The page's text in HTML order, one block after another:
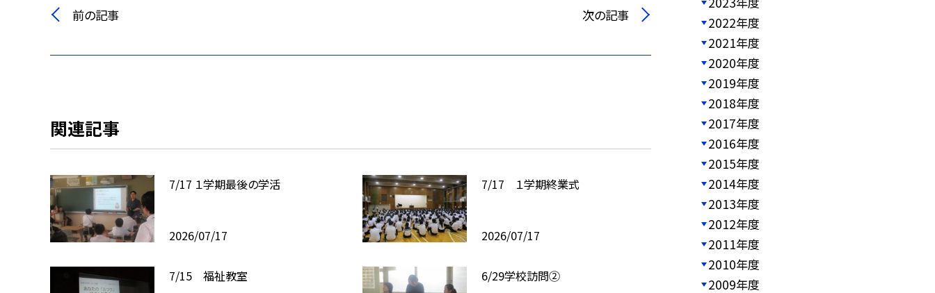
前の記事 次の記事
関連記事
7/17 １学期最後の学活
2026/07/17
7/17 １学期終業式
2026/07/17
7/15 福祉教室 6/29学校訪問②
2022年度
2021年度
2020年度
2019年度
2018年度
2017年度
2016年度
2015年度
2014年度
2013年度
2012年度
2011年度
2010年度
2009年度